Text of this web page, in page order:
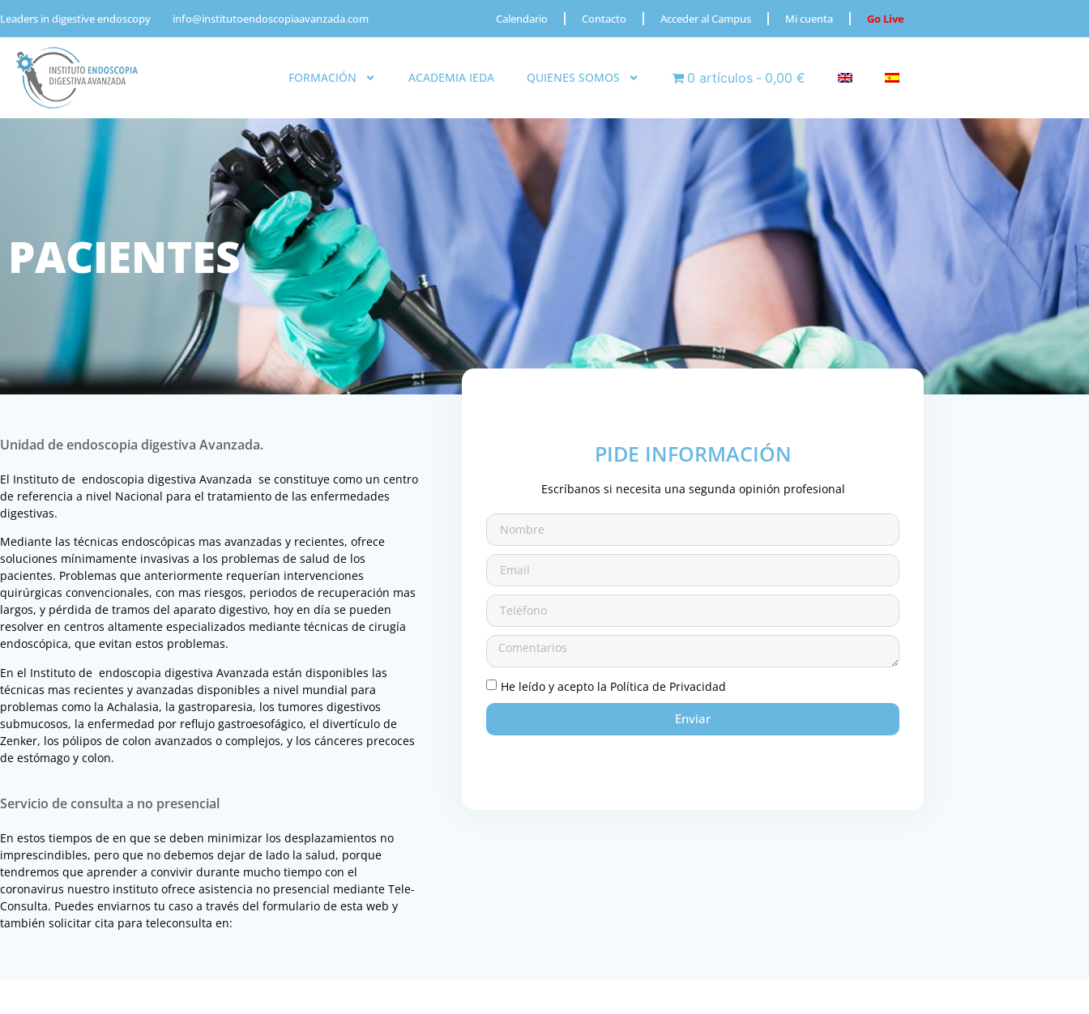
Leaders in digestive endoscopy info@institutoendoscopiaavanzada.com Calendario Contacto Acceder al Campus Mi cuenta Go Live
FORMACIÓN ACADEMIA IEDA QUIENES SOMOS 0 artículos 0,00 €
PACIENTES
Unidad de endoscopia digestiva Avanzada.
El Instituto de endoscopia digestiva Avanzada se constituye como un centro
de referencia a nivel Nacional para el tratamiento de las enfermedades
digestivas.
Mediante las técnicas endoscópicas mas avanzadas y recientes, ofrece
soluciones mínimamente invasivas a los problemas de salud de los
pacientes. Problemas que anteriormente requerían intervenciones
quirúrgicas convencionales, con mas riesgos, periodos de recuperación mas
largos, y pérdida de tramos del aparato digestivo, hoy en día se pueden
resolver en centros altamente especializados mediante técnicas de cirugía
endoscópica, que evitan estos problemas.
En el Instituto de endoscopia digestiva Avanzada están disponibles las
técnicas mas recientes y avanzadas disponibles a nivel mundial para
problemas como la Achalasia, la gastroparesia, los tumores digestivos
submucosos, la enfermedad por reflujo gastroesofágico, el divertículo de
Zenker, los pólipos de colon avanzados o complejos, y los cánceres precoces
de estómago y colon.
Servicio de consulta a no presencial
En estos tiempos de en que se deben minimizar los desplazamientos no
imprescindibles, pero que no debemos dejar de lado la salud, porque
tendremos que aprender a convivir durante mucho tiempo con el
coronavirus nuestro instituto ofrece asistencia no presencial mediante Tele-
Consulta. Puedes enviarnos tu caso a través del formulario de esta web y
también solicitar cita para teleconsulta en:
PIDE INFORMACIÓN
Escríbanos si necesita una segunda opinión profesional
He leído y acepto la Política de Privacidad
Enviar